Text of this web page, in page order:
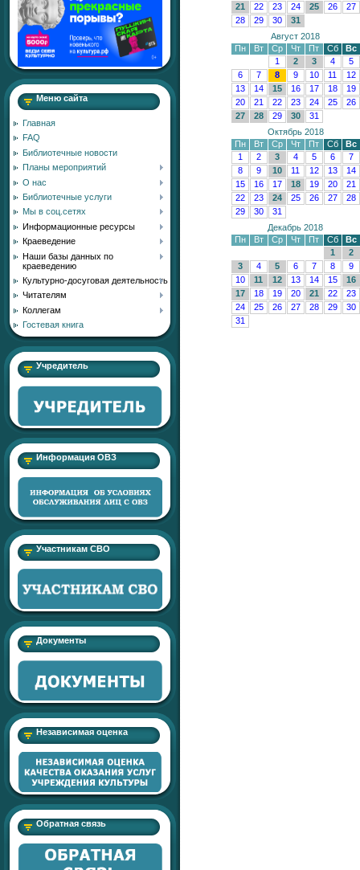
Меню сайта
Главная
FAQ
Библиотечные новости
Планы мероприятий
О нас
Библиотечные услуги
Мы в соц.сетях
Информационные ресурсы
Краеведение
Наши базы данных по
краеведению
Культурно-досуговая деятельность
Читателям
Коллегам
Гостевая книга
Учредитель
Информация ОВЗ
Участникам СВО
Документы
Независимая оценка
Обратная связь
21
22 23 24 25 26
27
28
29 30
31
Август 2018
Пн
Вт Ср Чт Пт Сб
Вс
1
2 3 4
5
6
7 8 9 10 11
12
13
14 15 16 17 18
19
20
21 22 23 24 25
26
27
28 29 30
31
Октябрь 2018
Пн
Вт Ср Чт Пт Сб
Вс
1
2 3 4 5 6
7
8
9 10 11 12 13
14
15
16 17 18 19 20
21
22
23 24 25 26 27
28
29
30
31
Декабрь 2018
Пн
Вт Ср Чт Пт Сб
Вс
1
2
3
4 5 6 7 8
9
10
11 12 13 14 15
16
17
18 19 20 21 22
23
24
25 26 27 28 29
30
31